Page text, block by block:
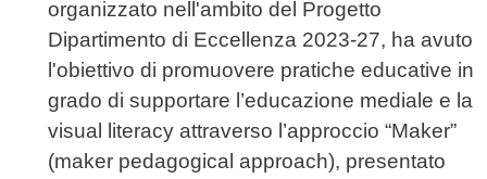
organizzato nell'ambito del Progetto
Dipartimento di Eccellenza 2023-27, ha avuto
l'obiettivo di promuovere pratiche educative in
grado di supportare l’educazione mediale e la
visual literacy attraverso l’approccio “Maker”
(maker pedagogical approach), presentato